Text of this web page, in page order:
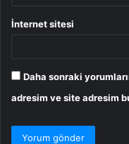
İnternet sitesi
Daha sonraki
adresim ve site adresim